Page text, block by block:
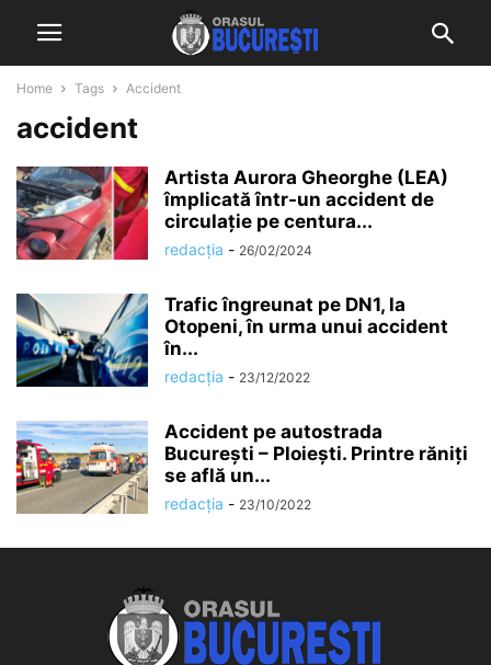
Home Tags Accident
accident
Artista Aurora Gheorghe (LEA)
împlicată într-un accident de
circulație pe centura...
redacția - 26/02/2024
Trafic îngreunat pe DN1, la
Otopeni, în urma unui accident
în...
redacția - 23/12/2022
Accident pe autostrada
Bucureşti – Ploieşti. Printre răniţi
se află un...
redacția - 23/10/2022